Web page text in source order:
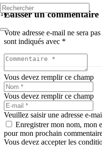
Laisser un commentaire
Votre adresse e-mail ne sera
sont indiqués avec *
Vous devez remplir ce champ
Vous devez remplir ce champ
Veuillez saisir une adresse e-
Enregistrer mon nom, mon
pour mon prochain
Vous devez accepter les